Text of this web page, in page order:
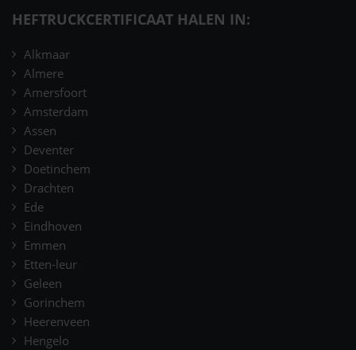
HEFTRUCKCERTIFICAAT HALEN IN:
Alkmaar
Almere
Amersfoort
Amsterdam
Assen
Deventer
Doetinchem
Drachten
Ede
Eindhoven
Emmen
Etten-leur
Geleen
Gorinchem
Heerenveen
Hengelo